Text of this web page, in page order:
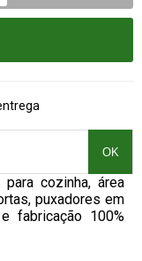
OK
cozinha, área
puxadores em
fabricação 100%